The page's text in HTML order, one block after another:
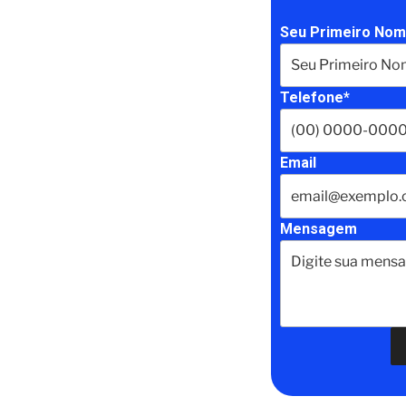
Seu Primeiro
Telefone*
Email
Mensagem